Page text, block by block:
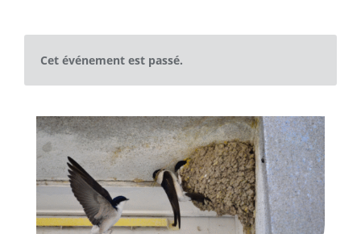
Cet événement est passé.